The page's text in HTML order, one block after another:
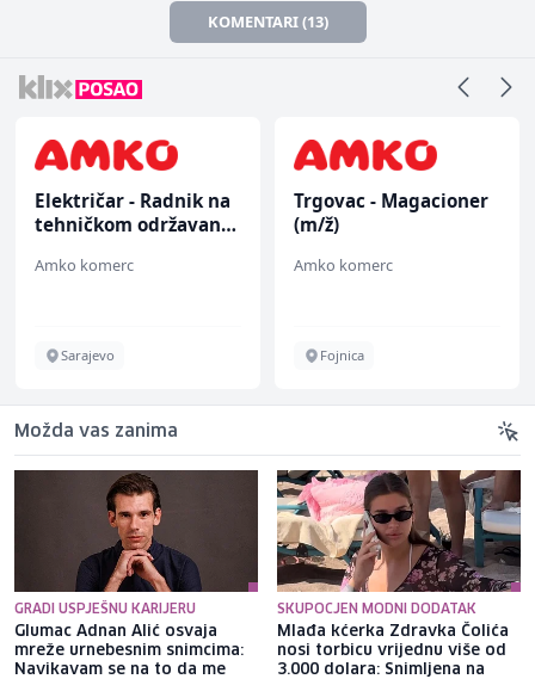
KOMENTARI (13)
Električar - Radnik na
tehničkom održavanju
Amko komerc
Sarajevo
Trgovac - Magacioner
(m/ž)
Amko komerc
Fojnica
Možda vas zanima
GRADI USPJEŠNU KARIJERU
Glumac Adnan Alić osvaja
mreže urnebesnim snimcima:
Navikavam se na to da me
SKUPOCJEN MODNI DODATAK
Mlađa kćerka Zdravka Čolića
nosi torbicu vrijednu više od
3.000 dolara: Snimljena na